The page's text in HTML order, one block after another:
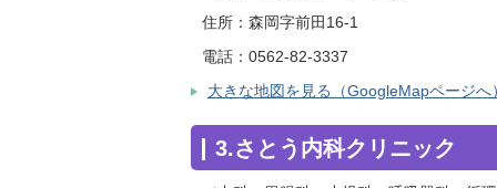
住所：森岡字前田16-1
電話：0562-82-3337
大きな地図を見る（GoogleMapページへ
3.さとう内科クリニック